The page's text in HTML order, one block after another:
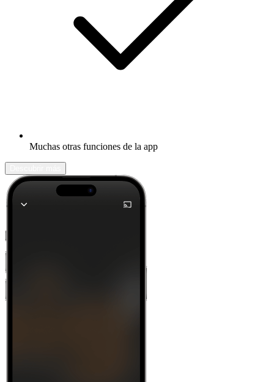
Muchas otras funciones de la app